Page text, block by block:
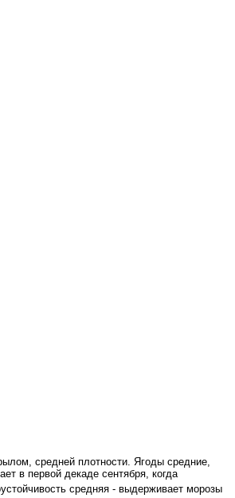
средней плотности. Ягоды средние,
в первой декаде сентября, когда
средняя - выдерживает морозы